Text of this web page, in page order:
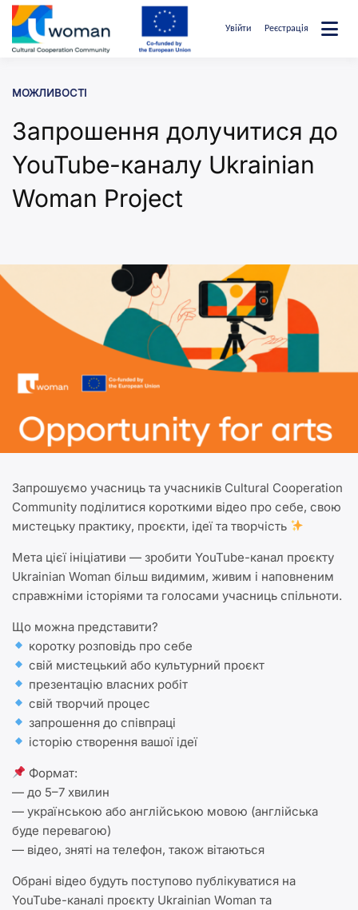
Перейти
до
вмісту
Увійти Реєстрація
МОЖЛИВОСТІ
Запрошення долучитися до
YouTube-каналу Ukrainian
Woman Project
Запрошуємо учасниць та учасників Cultural Cooperation
Community поділитися короткими відео про себе, свою
мистецьку практику, проєкти, ідеї та творчість
Мета цієї ініціативи — зробити YouTube-канал проєкту
Ukrainian Woman більш видимим, живим і наповненим
справжніми історіями та голосами учасниць спільноти.
Що можна представити?
коротку розповідь про себе
свій мистецький або культурний проєкт
презентацію власних робіт
свій творчий процес
запрошення до співпраці
історію створення вашої ідеї
Формат:
— до 5–7 хвилин
— українською або англійською мовою (англійська
буде перевагою)
— відео, зняті на телефон, також вітаються
Обрані відео будуть поступово публікуватися на
YouTube-каналі проєкту Ukrainian Woman та